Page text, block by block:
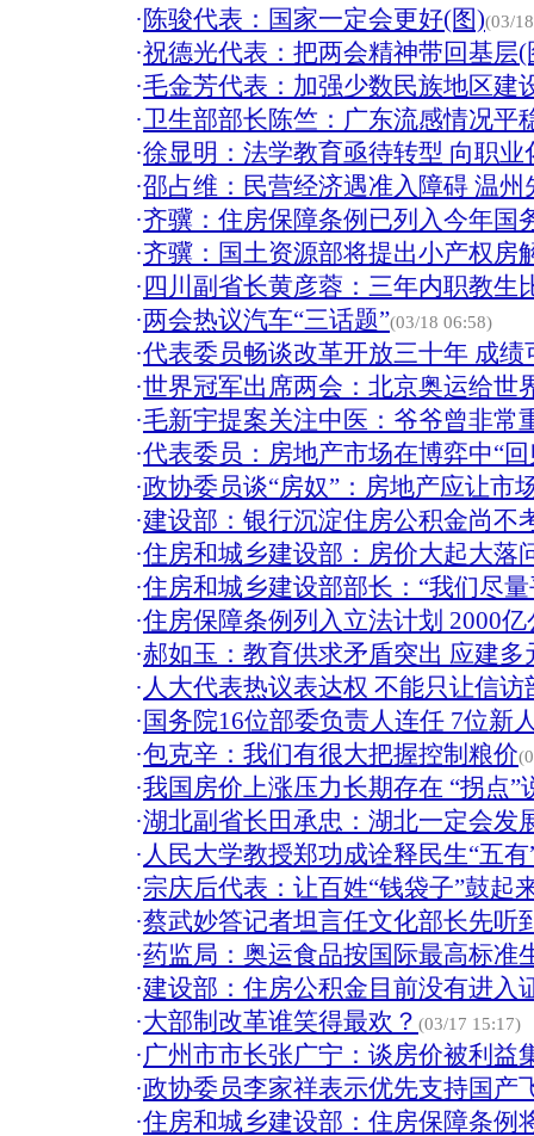
· 陈骏代表：国家一定会更好(图)(03/
·祝德光代表：把两会精神带回基层(
·毛金芳代表：加强少数民族地区建
·卫生部部长陈竺：广东流感情况平
·徐显明：法学教育亟待转型 向职业
·邵占维：民营经济遇准入障碍 温州
·齐骥：住房保障条例已列入今年国
·齐骥：国土资源部将提出小产权房
· 四川副省长黄彦蓉：三年内职教生
·两会热议汽车“三话题”(03/18 06:58)
·代表委员畅谈改革开放三十年 成绩
·世界冠军出席两会：北京奥运给世
·毛新宇提案关注中医：爷爷曾非常
·代表委员：房地产市场在博弈中“回
·政协委员谈“房奴”：房地产应让市
·建设部：银行沉淀住房公积金尚不
·住房和城乡建设部：房价大起大落
·住房和城乡建设部部长：“我们尽
·住房保障条例列入立法计划 2000
·郝如玉：教育供求矛盾突出 应建多
· 人大代表热议表达权 不能只让信访
· 国务院16位部委负责人连任 7位新
·包克辛：我们有很大把握控制粮价
·我国房价上涨压力长期存在 “拐点”
·湖北副省长田承忠：湖北一定会发
· 人民大学教授郑功成诠释民生“五
·宗庆后代表：让百姓“钱袋子”鼓起
·蔡武妙答记者坦言任文化部长先听
·药监局：奥运食品按国际最高标准
·建设部：住房公积金目前没有进入
·大部制改革谁笑得最欢？ (03/17 15:17)
·广州市市长张广宁：谈房价被利益
·政协委员李家祥表示优先支持国产
·住房和城乡建设部：住房保障条例